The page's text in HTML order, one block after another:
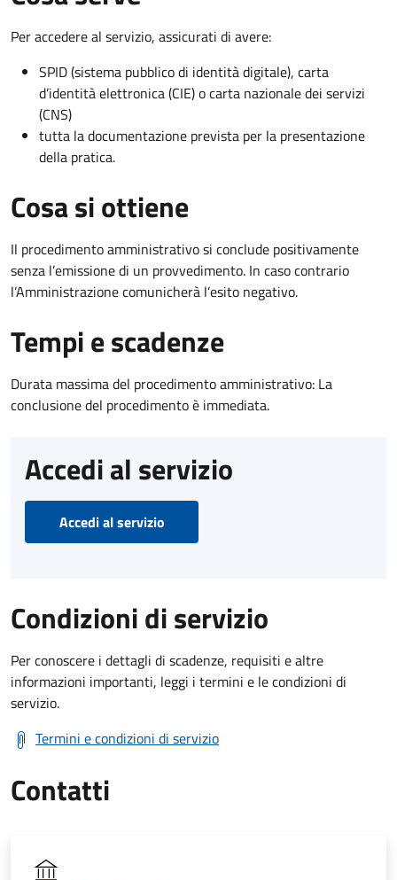
Per accedere al servizio, assicurati di avere:
SPID (sistema pubblico di identità digitale), carta
d’identità elettronica (CIE) o carta nazionale dei servizi
(CNS)
tutta la documentazione prevista per la presentazione
della pratica.
Cosa si ottiene
Il procedimento amministrativo si conclude positivamente
senza l’emissione di un provvedimento. In caso contrario
l’Amministrazione comunicherà l’esito negativo.
Tempi e scadenze
Durata massima del procedimento amministrativo: La
conclusione del procedimento è immediata.
Accedi al servizio
Accedi al servizio
Condizioni di servizio
Per conoscere i dettagli di scadenze, requisiti e altre
informazioni importanti, leggi i termini e le condizioni di
servizio.
Termini e condizioni di servizio
Contatti